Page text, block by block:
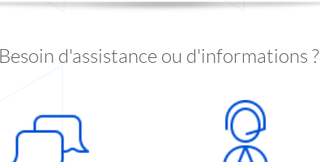
Besoin d'assistance ou d'informations ?